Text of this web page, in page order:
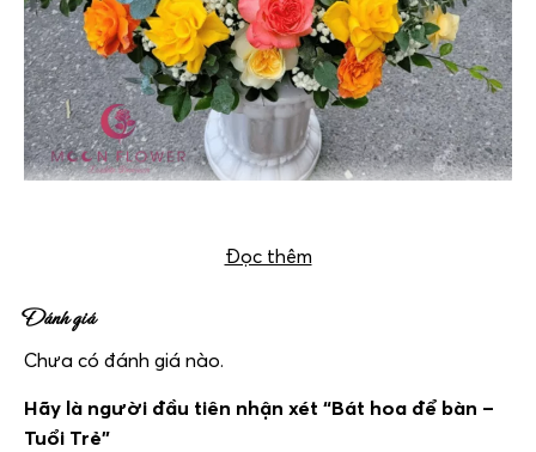
Đọc thêm
Đánh giá
Chưa có đánh giá nào.
Hãy là người đầu tiên nhận xét “Bát hoa để bàn –
Tuổi Trẻ”